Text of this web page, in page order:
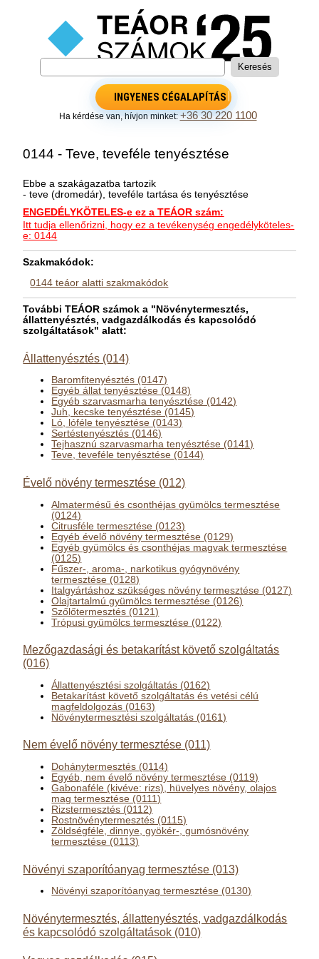
INGYENES CÉGALAPÍTÁS
Ha kérdése van, hívjon minket: +36 30 220 1100
0144 - Teve, teveféle tenyésztése
Ebbe a szakágazatba tartozik
- teve (dromedár), teveféle tartása és tenyésztése
ENGEDÉLYKÖTELES-e ez a TEÁOR szám:
Itt tudja ellenőrizni, hogy ez a tevékenység engedélyköteles-
e: 0144
Szakmakódok:
0144 teáor alatti szakmakódok
További TEÁOR számok a "Növénytermesztés,
állattenyésztés, vadgazdálkodás és kapcsolódó
szolgáltatások" alatt:
Állattenyésztés (014)
Baromfitenyésztés (0147)
Egyéb állat tenyésztése (0148)
Egyéb szarvasmarha tenyésztése (0142)
Juh, kecske tenyésztése (0145)
Ló, lóféle tenyésztése (0143)
Sertéstenyésztés (0146)
Tejhasznú szarvasmarha tenyésztése (0141)
Teve, teveféle tenyésztése (0144)
Évelő növény termesztése (012)
Almatermésű és csonthéjas gyümölcs termesztése
(0124)
Citrusféle termesztése (0123)
Egyéb évelő növény termesztése (0129)
Egyéb gyümölcs és csonthéjas magvak termesztése
(0125)
Fűszer-, aroma-, narkotikus gyógynövény
termesztése (0128)
Italgyártáshoz szükséges növény termesztése (0127)
Olajtartalmú gyümölcs termesztése (0126)
Szőlőtermesztés (0121)
Trópusi gyümölcs termesztése (0122)
Mezőgazdasági és betakarítást követő szolgáltatás
(016)
Állattenyésztési szolgáltatás (0162)
Betakarítást követő szolgáltatás és vetési célú
magfeldolgozás (0163)
Növénytermesztési szolgáltatás (0161)
Nem évelő növény termesztése (011)
Dohánytermesztés (0114)
Egyéb, nem évelő növény termesztése (0119)
Gabonaféle (kivéve: rizs), hüvelyes növény, olajos
mag termesztése (0111)
Rizstermesztés (0112)
Rostnövénytermesztés (0115)
Zöldségféle, dinnye, gyökér-, gumósnövény
termesztése (0113)
Növényi szaporítóanyag termesztése (013)
Növényi szaporítóanyag termesztése (0130)
Növénytermesztés, állattenyésztés, vadgazdálkodás
és kapcsolódó szolgáltatások (010)